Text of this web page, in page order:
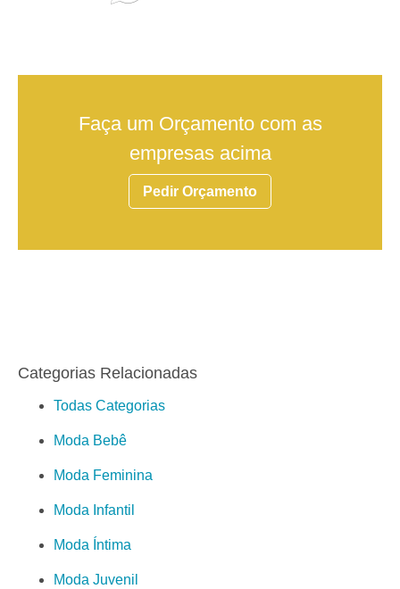
Faça um Orçamento com as
empresas acima
Pedir Orçamento
Categorias Relacionadas
Todas Categorias
Moda Bebê
Moda Feminina
Moda Infantil
Moda Íntima
Moda Juvenil